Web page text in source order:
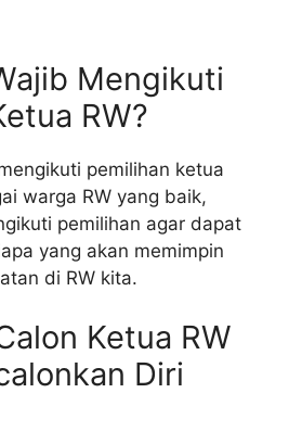
Mengikuti
RW?
pemilihan ketua
warga RW yang baik,
pemilihan agar dapat
yang akan memimpin
di RW kita.
Ketua RW
Diri